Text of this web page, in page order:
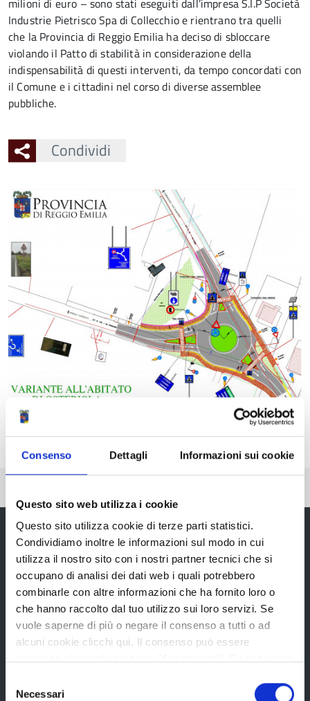
Consenso Dettagli Informazioni sui cookie
Questo sito web utilizza i cookie
Questo sito utilizza cookie di terze parti statistici.
Condividiamo inoltre le informazioni sul modo in cui
utilizza il nostro sito con i nostri partner tecnici che si
occupano di analisi dei dati web i quali potrebbero
combinarle con altre informazioni che ha fornito loro o
che hanno raccolto dal tuo utilizzo sui loro servizi. Se
vuole saperne di più o negare il consenso a tutti o ad
alcuni cookie clicchi qui. Il consenso può essere
tasto "Rifiuta".
delNecessari
milioni di euro – sono stati eseguiti dall’impresa S.I.P Società
Industrie Pietrisco Spa di Collecchio e rientrano tra quelli
che la Provincia di Reggio Emilia ha deciso di sbloccare
violando il Patto di stabilità in considerazione della
indispensabilità di questi interventi, da tempo concordati con
il Comune e i cittadini nel corso di diverse assemblee
pubbliche.
Condividi
Ingrandisci
l'immagine
Provincia di Reggio Emilia
La Provincia